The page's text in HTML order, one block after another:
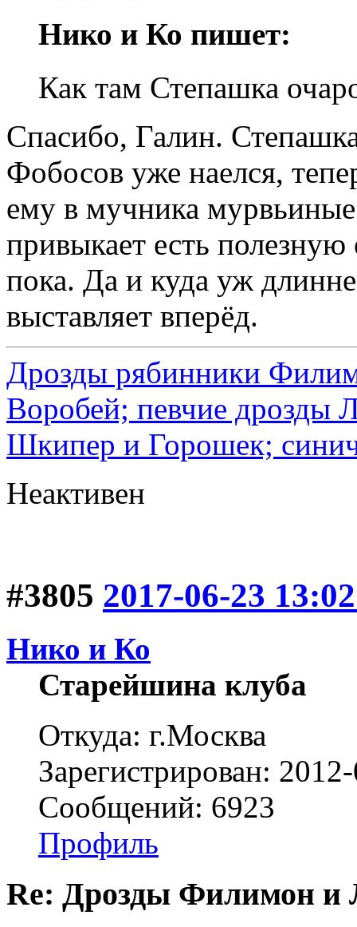
Нико и Ко пишет:
Как там Степашка
Спасибо, Галин.
Фобосов уже наелся,
ему в мучника
привыкает есть
пока. Да и куда уж
выставляет вперёд.
Дрозды рябинники
Воробей; певчие дрозды
Шкипер и Горошек;
Неактивен
#3805 2017-06-23
Нико и Ко
Старейшина клуба
Откуда: г.Москва
Зарегистрирован:
Сообщений: 6923
Профиль
Re: Дрозды Филимон и